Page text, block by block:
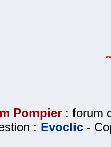
Pompier : forum
: Evoclic -